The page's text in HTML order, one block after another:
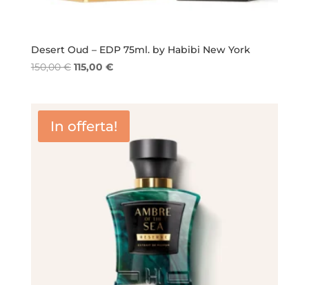
Desert Oud – EDP 75ml. by Habibi New York
150,00€ Il
era:
150,00 €.
115,00 €Il
è:
115,00 €.
In offerta!